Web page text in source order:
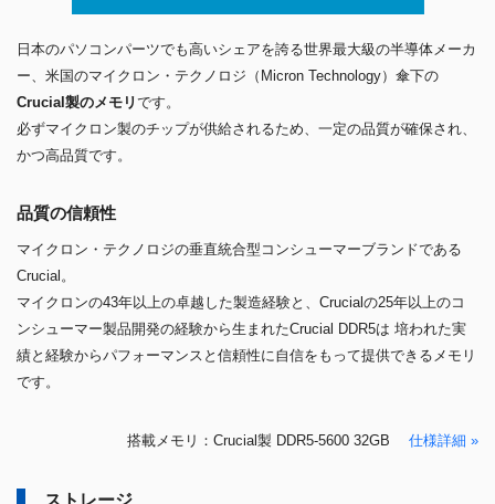
日本のパソコンパーツでも高いシェアを誇る世界最大級の半導体メーカ
ー、米国のマイクロン・テクノロジ（Micron Technology）傘下の
Crucial製のメモリです。
必ずマイクロン製のチップが供給されるため、一定の品質が確保され、
かつ高品質です。
品質の信頼性
マイクロン・テクノロジの垂直統合型コンシューマーブランドである
Crucial。
マイクロンの43年以上の卓越した製造経験と、Crucialの25年以上のコ
ンシューマー製品開発の経験から生まれたCrucial DDR5は 培われた実
績と経験からパフォーマンスと信頼性に自信をもって提供できるメモリ
です。
搭載メモリ：Crucial製 DDR5-5600 32GB 仕様詳細 »
ストレージ